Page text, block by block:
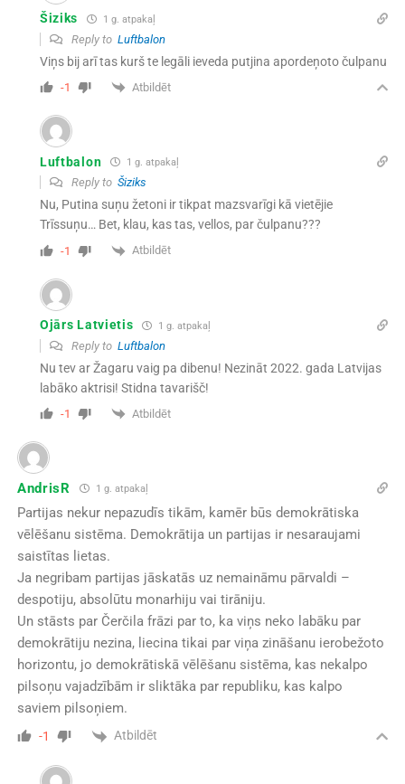
Šiziks 1 g. atpakaļ
Reply to Luftbalon
Viņs bij arī tas kurš te legāli ieveda putjina apordeņoto čulpanu
-1 Atbildēt
Luftbalon 1 g. atpakaļ
Reply to Šiziks
Nu, Putina suņu žetoni ir tikpat mazsvarīgi kā vietējie
Trīssuņu… Bet, klau, kas tas, vellos, par čulpanu???
-1 Atbildēt
Ojārs Latvietis 1 g. atpakaļ
Reply to Luftbalon
Nu tev ar Žagaru vaig pa dibenu! Nezināt 2022. gada Latvijas
labāko aktrisi! Stidna tavarišč!
-1 Atbildēt
AndrisR 1 g. atpakaļ
Partijas nekur nepazudīs tikām, kamēr būs demokrātiska
vēlēšanu sistēma. Demokrātija un partijas ir nesaraujami
saistītas lietas.
Ja negribam partijas jāskatās uz nemaināmu pārvaldi –
despotiju, absolūtu monarhiju vai tirāniju.
Un stāsts par Čerčila frāzi par to, ka viņs neko labāku par
demokrātiju nezina, liecina tikai par viņa zināšanu ierobežoto
horizontu, jo demokrātiskā vēlēšanu sistēma, kas nekalpo
pilsoņu vajadzībām ir sliktāka par republiku, kas kalpo
saviem pilsoņiem.
-1 Atbildēt